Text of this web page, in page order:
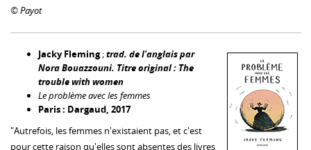
© Payot
Jacky Fleming;trad. de l'anglais par
Nora Bouazzouni. Titre original : The
trouble with women
Le problème avec les femmes
Paris : Dargaud, 2017
"Autrefois, les femmes n'existaient pas, et c'est
pour cette raison qu'elles sont absentes des livres